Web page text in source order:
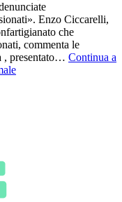
Enzo Ciccarelli,
che
commenta le
, presentato… Continua a